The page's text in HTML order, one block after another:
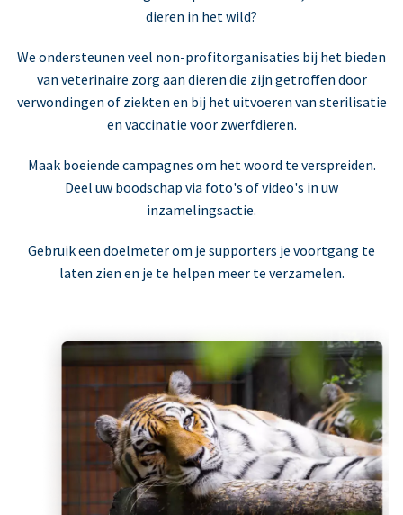
dieren in het wild?
We ondersteunen veel non-profitorganisaties bij het bieden
van veterinaire zorg aan dieren die zijn getroffen door
verwondingen of ziekten en bij het uitvoeren van sterilisatie
en vaccinatie voor zwerfdieren.
Maak boeiende campagnes om het woord te verspreiden.
Deel uw boodschap via foto's of video's in uw
inzamelingsactie.
Gebruik een doelmeter om je supporters je voortgang te
laten zien en je te helpen meer te verzamelen.